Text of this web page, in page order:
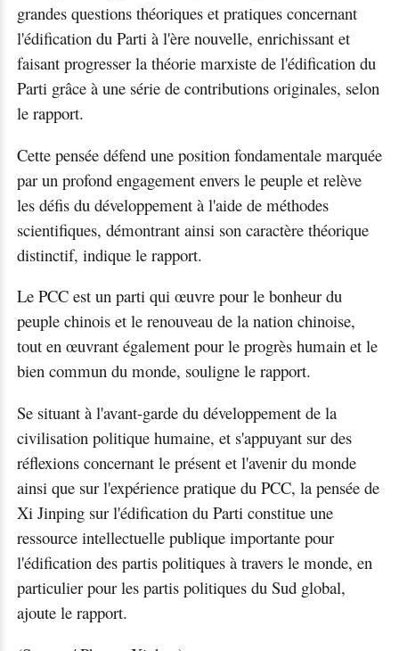
grandes questions théoriques et pratiques concernant
l'édification du Parti à l'ère nouvelle, enrichissant et
faisant progresser la théorie marxiste de l'édification du
Parti grâce à une série de contributions originales, selon
le rapport.
Cette pensée défend une position fondamentale marquée
par un profond engagement envers le peuple et relève
les défis du développement à l'aide de méthodes
scientifiques, démontrant ainsi son caractère théorique
distinctif, indique le rapport.
Le PCC est un parti qui œuvre pour le bonheur du
peuple chinois et le renouveau de la nation chinoise,
tout en œuvrant également pour le progrès humain et le
bien commun du monde, souligne le rapport.
Se situant à l'avant-garde du développement de la
civilisation politique humaine, et s'appuyant sur des
réflexions concernant le présent et l'avenir du monde
ainsi que sur l'expérience pratique du PCC, la pensée de
Xi Jinping sur l'édification du Parti constitue une
ressource intellectuelle publique importante pour
l'édification des partis politiques à travers le monde, en
particulier pour les partis politiques du Sud global,
ajoute le rapport.